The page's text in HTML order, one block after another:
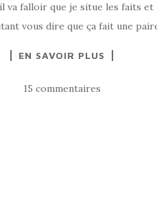
va falloir que je situe les faits et
vous dire que ça fait une
EN SAVOIR PLUS
15 commentaires